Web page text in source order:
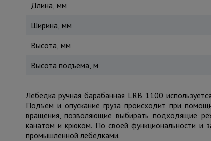
Длина, мм
Ширина, мм
Высота, мм
Высота подъема, м
Лебедка ручная барабанная LRB 1100
Подъем и опускание груза происходит при
вращения, позволяющие выбирать подходящие
канатом и крюком. По своей функциональности и
промышленной лебёдками.